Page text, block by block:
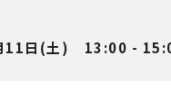
11日(土) 13:00 -